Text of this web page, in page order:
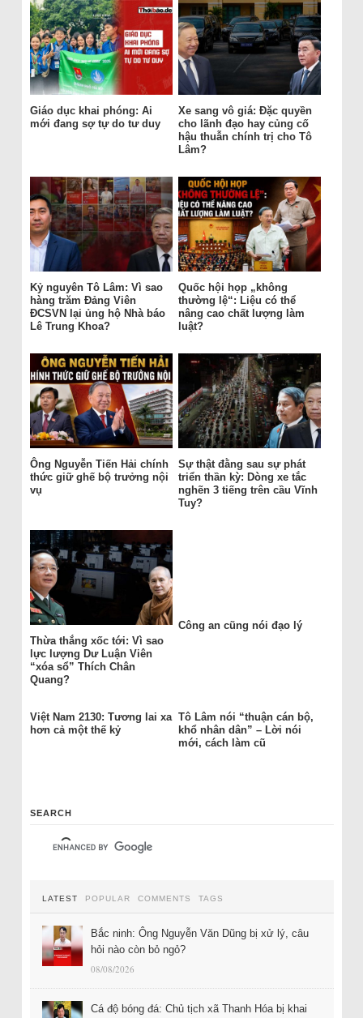
Giáo dục khai phóng: Ai
mới đang sợ tự do tư duy
Xe sang vô giá: Đặc quyền
cho lãnh đạo hay củng cố
hậu thuẫn chính trị cho Tô
Lâm?
Kỷ nguyên Tô Lâm: Vì sao
hàng trăm Đảng Viên
ĐCSVN lại ủng hộ Nhà báo
Lê Trung Khoa?
Quốc hội họp „không
thường lệ“: Liệu có thể
nâng cao chất lượng làm
luật?
Ông Nguyễn Tiến Hải chính
thức giữ ghế bộ trưởng nội
vụ
Sự thật đằng sau sự phát
triển thần kỳ: Dòng xe tắc
nghẽn 3 tiếng trên cầu Vĩnh
Tuy?
Thừa thắng xốc tới: Vì sao
lực lượng Dư Luận Viên
“xóa sổ” Thích Chân
Quang?
Công an cũng nói đạo lý
Việt Nam 2130: Tương lai xa
hơn cả một thế kỷ
Tô Lâm nói “thuận cán bộ,
khổ nhân dân” – Lời nói
mới, cách làm cũ
SEARCH
LATEST POPULAR COMMENTS TAGS
Bắc ninh: Ông Nguyễn Văn Dũng bị xử lý, câu
hỏi nào còn bỏ ngỏ?
08/08/2026
Cá độ bóng đá: Chủ tịch xã Thanh Hóa bị khai